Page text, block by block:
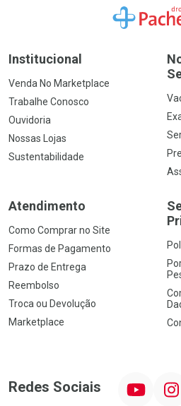
Ir para a Home
Institucional
Venda No Marketplace
Trabalhe Conosco
Ouvidoria
Nossas Lojas
Sustentabilidade
Atendimento
Como Comprar no Site
Formas de Pagamento
Prazo de Entrega
Reembolso
Troca ou Devolução
Marketplace
Redes Sociais